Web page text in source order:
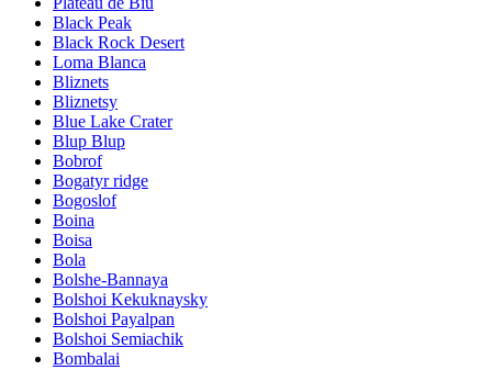
Black Peak
Black Rock Desert
Loma Blanca
Bliznets
Bliznetsy
Blue Lake Crater
Blup Blup
Bobrof
Bogatyr ridge
Bogoslof
Boina
Boisa
Bola
Bolshe-Bannaya
Bolshoi Kekuknaysky
Bolshoi Payalpan
Bolshoi Semiachik
Bombalai